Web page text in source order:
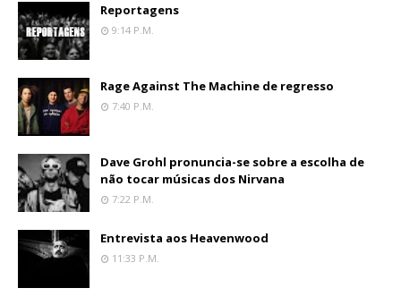
Reportagens
9:14 P.m.
Rage Against The Machine de regresso
7:40 P.m.
Dave Grohl pronuncia-se sobre a escolha de
não tocar músicas dos Nirvana
7:22 P.m.
Entrevista aos Heavenwood
11:33 P.m.